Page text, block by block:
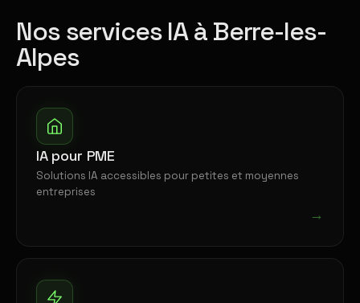
Nos services IA à Berre-les-
Alpes
IA pour PME
Solutions IA accessibles pour petites et moyennes
entreprises
→